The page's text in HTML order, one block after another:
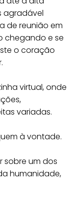
agradável
de reunião em
chegando e se
o coração
virtual, onde
variadas.
à vontade.
sobre um dos
humanidade,